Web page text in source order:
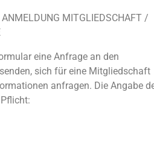
MITGLIEDSCHAFT /
eine Anfrage an den
sich für eine Mitgliedschaft
anfragen. Die Angabe